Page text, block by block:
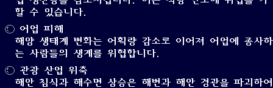
할 수 있습니다.
어업 피해
해양 생태계 변화는 어획량 감소로 이어져 어업에 종사하
는 사람들의 생계를 위협합니다.
관광 산업 위축
해안 침식과 해수면 상승은 해변과 해안 경관을 파괴하여